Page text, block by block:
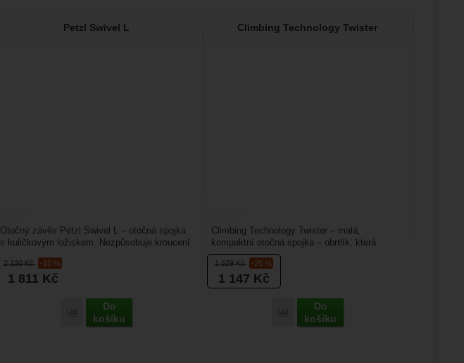
Petzl Swivel L
2 130Kč -15 %
1 811 Kč
Porovnat
Do
košíku
Otočný závěs Petzl Swivel L – otočná spojka
s kuličkovým ložiskem. Nezpůsobuje kroucení
Climbing Technology Twister
1 529Kč -25 %
1 147 Kč
Porovnat
Do
košíku
Climbing Technology Twister – malá,
kompaktní otočná spojka – obrtlík, která
zamezuje kroucení lana....